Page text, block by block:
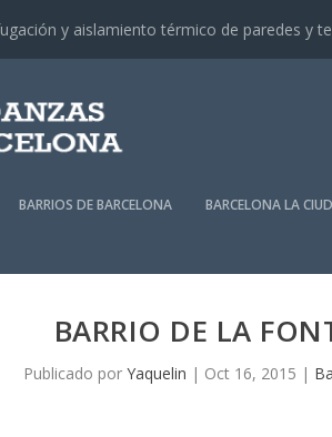
y aislamiento térmico de paredes y
BARRIOS DE BARCELONA BARCELONA LA
BARRIO DE LA
Publicado porYaquelin | Oct 16, 2015 |